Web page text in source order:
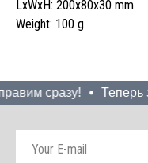
LxWxH: 200x80x30 mm
Weight: 100 g
сразу! Теперь